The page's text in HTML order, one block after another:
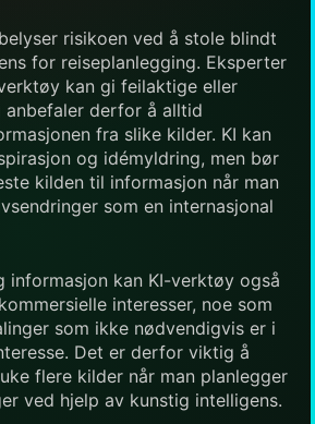
risikoen ved å stole blindt
for reiseplanlegging. Eksperter
kan gi feilaktige eller
anbefaler derfor å alltid
fra slike kilder. KI kan
og idémyldring, men bør
kilden til informasjon når man
som en internasjonal
informasjon kan KI-verktøy også
interesser, noe som
som ikke nødvendigvis er i
Det er derfor viktig å
flere kilder når man planlegger
ved hjelp av kunstig intelligens.